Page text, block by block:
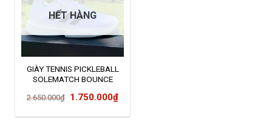
HẾT HÀNG
GIÀY TENNIS PICKLEBALL
SOLEMATCH BOUNCE
2.650.000₫ Giá
1.750.000₫Giá